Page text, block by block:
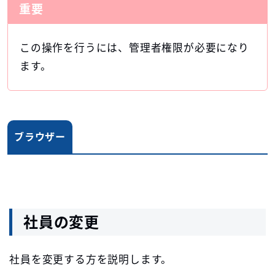
重要
この操作を行うには、管理者権限が必要になり
ます。
ブラウザー
社員の変更
社員を変更する方を説明します。